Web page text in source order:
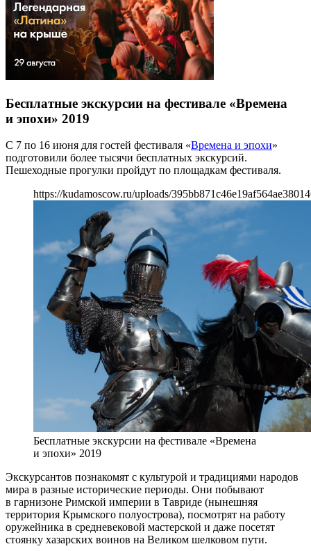
Бесплатные экскурсии на фестивале «Времена
и эпохи» 2019
С 7 по 16 июня для гостей фестиваля «Времена и эпохи»
подготовили более тысячи бесплатных экскурсий.
Пешеходные прогулки пройдут по площадкам фестиваля.
https://kudamoscow.ru/uploads/
Бесплатные экскурсии на фестивале «Времена
и эпохи» 2019
Экскурсантов познакомят с культурой и традициями народов
мира в разные исторические периоды. Они побывают
в гарнизоне Римской империи в Тавриде (нынешняя
территория Крымского полуострова), посмотрят на работу
оружейника в средневековой мастерской и даже посетят
стоянку хазарских воинов на Великом шелковом пути.